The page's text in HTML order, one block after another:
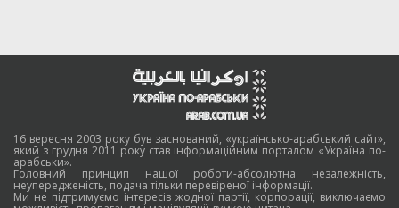
16 вересня 2003 року був заснований, «українсько-арабський сайт»,
який з грудня 2011 року став інформаційним порталом «Україна по-
арабськи».
Головний принцип нашої роботи-абсолютна незалежність,
неупередженість, подача тільки перевіреної інформації.
Ми не підтримуємо інтересів жодної партії, корпорації, виключаємо